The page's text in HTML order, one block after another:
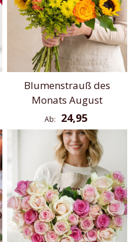
Blumenstrauß des
Monats August
Ab 24,95